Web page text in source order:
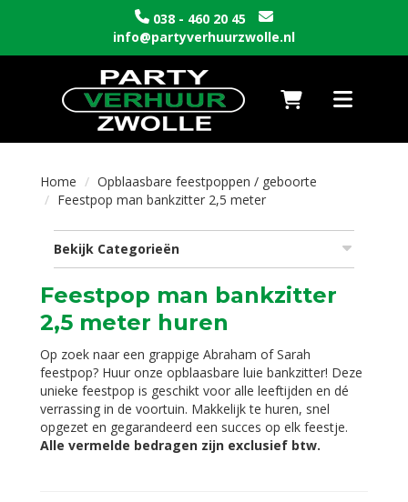
038 - 460 20 45
info@partyverhuurzwolle.nl
Naar winkelwagen
Toggle
Home
Opblaasbare feestpoppen / geboorte
Feestpop man bankzitter 2,5 meter
Bekijk Categorieën
Feestpop man bankzitter
2,5 meter huren
Op zoek naar een grappige Abraham of Sarah
feestpop? Huur onze opblaasbare luie bankzitter! Deze
unieke feestpop is geschikt voor alle leeftijden en dé
verrassing in de voortuin. Makkelijk te huren, snel
opgezet en gegarandeerd een succes op elk feestje.
Alle vermelde bedragen zijn exclusief btw.